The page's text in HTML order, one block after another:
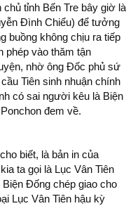
tỉnh Bến Tre bây giờ là
Đình Chiểu) để tưởng
buồng không chịu ra tiếp
phép vào thăm tận
nhờ ông Đốc phủ sứ
Tiên sinh nhuận chính
có sai người kêu là Biện
đem về.
biết, là bản in của
ta gọi là Lục Vân Tiên
Đống chép giao cho
Lục Vân Tiên hậu kỳ